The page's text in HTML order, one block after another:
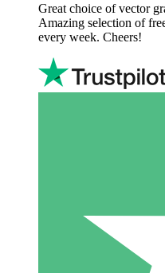
Great choice of vector
Amazing selection of
every week. Cheers!